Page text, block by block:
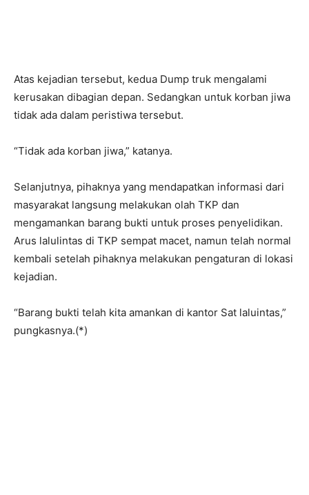
Atas kejadian tersebut, kedua Dump truk mengalami
kerusakan dibagian depan. Sedangkan untuk korban jiwa
tidak ada dalam peristiwa tersebut.
“Tidak ada korban jiwa,” katanya.
Selanjutnya, pihaknya yang mendapatkan informasi dari
masyarakat langsung melakukan olah TKP dan
mengamankan barang bukti untuk proses penyelidikan.
Arus lalulintas di TKP sempat macet, namun telah normal
kembali setelah pihaknya melakukan pengaturan di lokasi
kejadian.
“Barang bukti telah kita amankan di kantor Sat laluintas,”
pungkasnya.(*)